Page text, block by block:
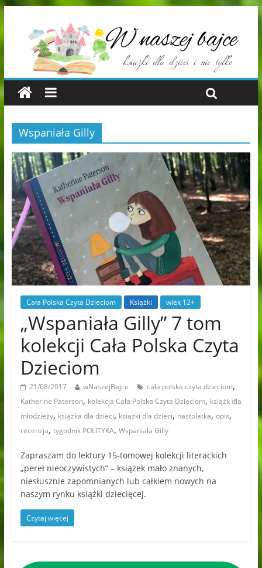
Wspaniała Gilly
Cała Polska Czyta Dzieciom Książki wiek 12+
„Wspaniała Gilly” 7 tom
kolekcji Cała Polska Czyta
Dzieciom
21/08/2017 wNaszejBajce cała polska czyta dzieciom,
Katherine Paterson, kolekcja Cała Polska Czyta Dzieciom, książk dla
młodzieży, książka dla dzieci, książki dla dzieci, nastolatka, opis,
recenzja, tygodnik POLITYKA, Wspaniała Gilly
Zapraszam do lektury 15-tomowej kolekcji literackich
„pereł nieoczywistych” – książek mało znanych,
niesłusznie zapomnianych lub całkiem nowych na
naszym rynku książki dziecięcej.
Czytaj więcej